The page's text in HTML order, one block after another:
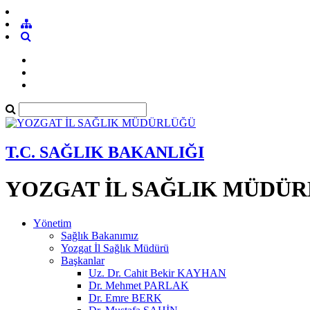
T.C. SAĞLIK BAKANLIĞI
YOZGAT İL SAĞLIK
Yönetim
Sağlık Bakanımız
Yozgat İl Sağlık Müdürü
Başkanlar
Uz. Dr. Cahit Bekir KAYHAN
Dr. Mehmet PARLAK
Dr. Emre BERK